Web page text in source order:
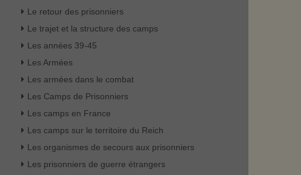
Le retour des prisonniers
Le trajet et la structure des camps
Les années 39-45
Les Armées
Les armées dans le combat
Les Camps de Prisonniers
Les camps en France
Les camps sur le territoire du Reich
Les organismes de secours aux prisonniers
Les prisonniers de guerre étrangers